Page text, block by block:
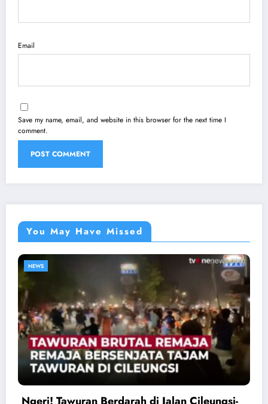
Email
Save my name, email, and website in this browser for the next time I
comment.
You May Have Missed
NEWS